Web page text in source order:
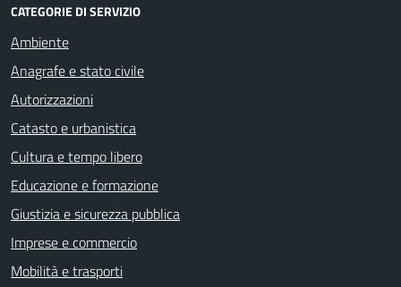
CATEGORIE DI SERVIZIO
Ambiente
Anagrafe e stato civile
Autorizzazioni
Catasto e urbanistica
Cultura e tempo libero
Educazione e formazione
Giustizia e sicurezza pubblica
Imprese e commercio
Mobilità e trasporti